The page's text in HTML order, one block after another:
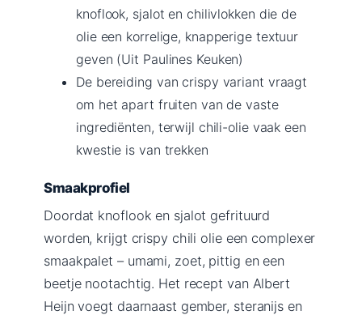
knoflook, sjalot en chilivlokken die de
olie een korrelige, knapperige textuur
geven (Uit Paulines Keuken)
De bereiding van crispy variant vraagt
om het apart fruiten van de vaste
ingrediënten, terwijl chili-olie vaak een
kwestie is van trekken
Smaakprofiel
Doordat knoflook en sjalot gefrituurd
worden, krijgt crispy chili olie een complexer
smaakpalet – umami, zoet, pittig en een
beetje nootachtig. Het recept van Albert
Heijn voegt daarnaast gember, steranijs en